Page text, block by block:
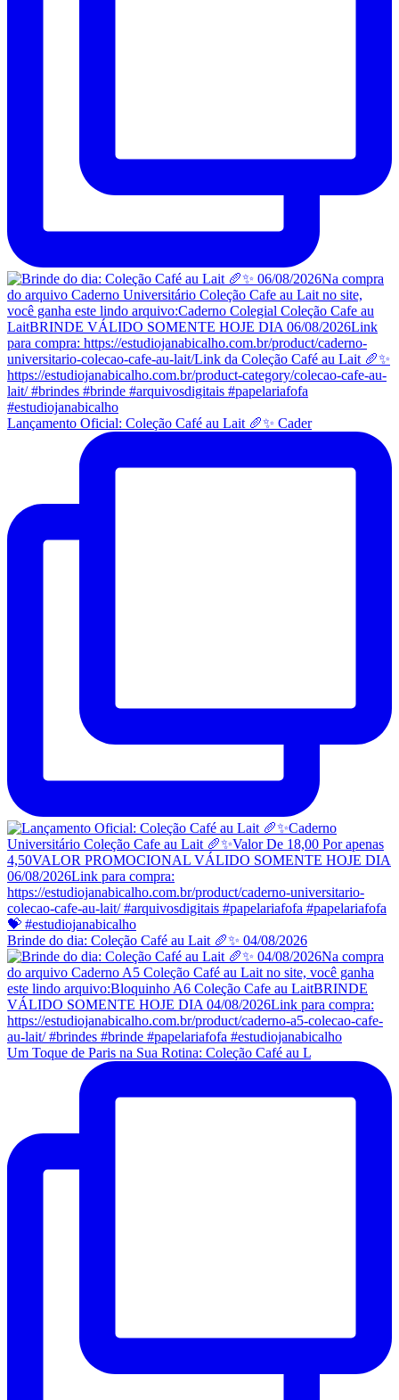
Lançamento Oficial: Coleção Café au Lait 🥖✨ Cader
Brinde do dia: Coleção Café au Lait 🥖✨ 04/08/2026
Um Toque de Paris na Sua Rotina: Coleção Café au L